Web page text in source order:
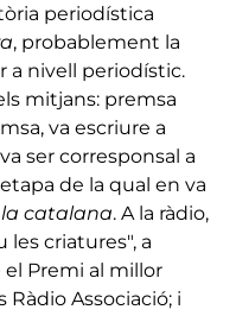
periodística
, probablement la
a nivell periodístic.
mitjans: premsa
va escriure a
va ser corresponsal a
de la qual en va
la catalana. A la ràdio,
criatures", a
el Premi al millor
Associació; i